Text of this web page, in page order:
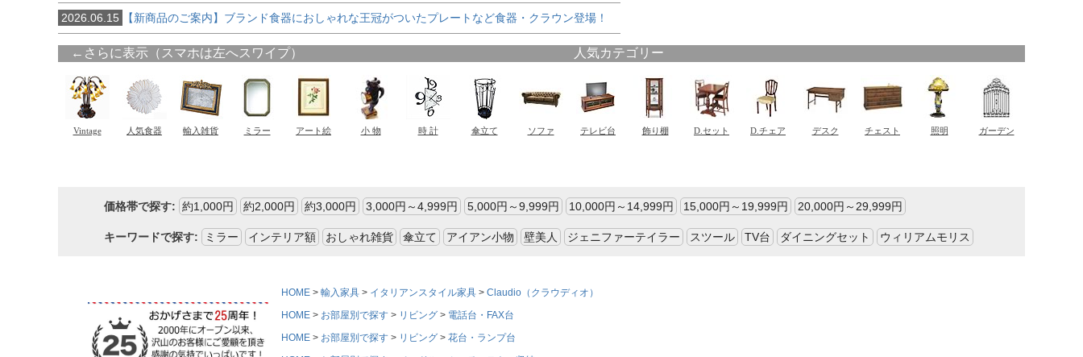
2026.06.15 【新商品のご案内】ブランド食器におしゃれな王冠がついたプレートなど食器・クラウン登場！
価格帯で探す: 約1,000円 約2,000円 約3,000円 3,000円～4,999円 5,000円～9,999円 10,000円～14,999円 15,000円～19,999円 20,000円～29,999円
キーワードで探す: ミラー インテリア額 おしゃれ雑貨 傘立て アイアン小物 壁美人 ジェニファーテイラー スツール TV台 ダイニングセット ウィリアムモリス
HOME 輸入家具 イタリアンスタイル家具
Claudio（クラウディオ）
HOME
お部屋別で探す リビング
電話台・FAX台
HOME
お部屋別で探す リビング
花台・ランプ台